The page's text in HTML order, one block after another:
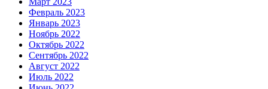
Февраль 2023
Январь 2023
Ноябрь 2022
Октябрь 2022
Сентябрь 2022
Август 2022
Июль 2022